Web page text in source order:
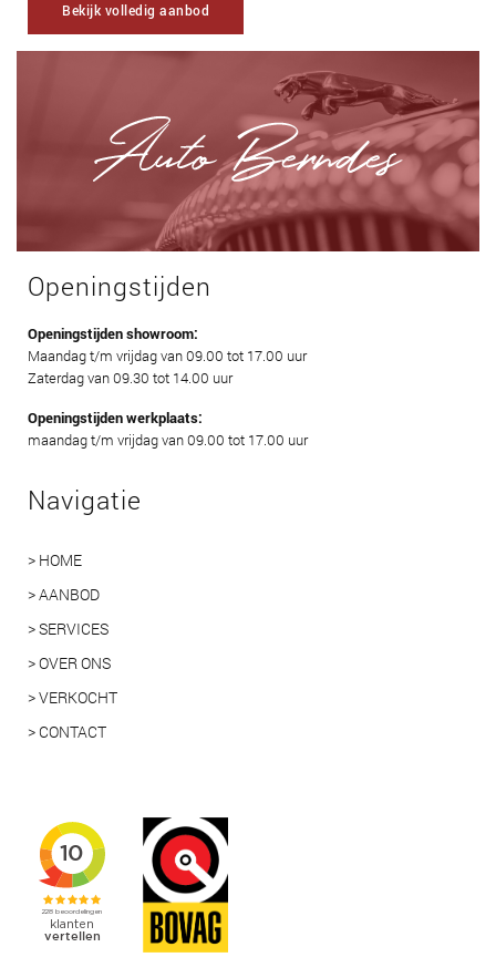
Bekijk volledig aanbod
Openingstijden
Openingstijden showroom:
Maandag t/m vrijdag van 09.00 tot 17.00 uur
Zaterdag van 09.30 tot 14.00 uur
Openingstijden werkplaats:
maandag t/m vrijdag van 09.00 tot 17.00 uur
Navigatie
> HOME
> AANBOD
> SERVICES
> OVER ONS
> VERKOCHT
> CONTACT